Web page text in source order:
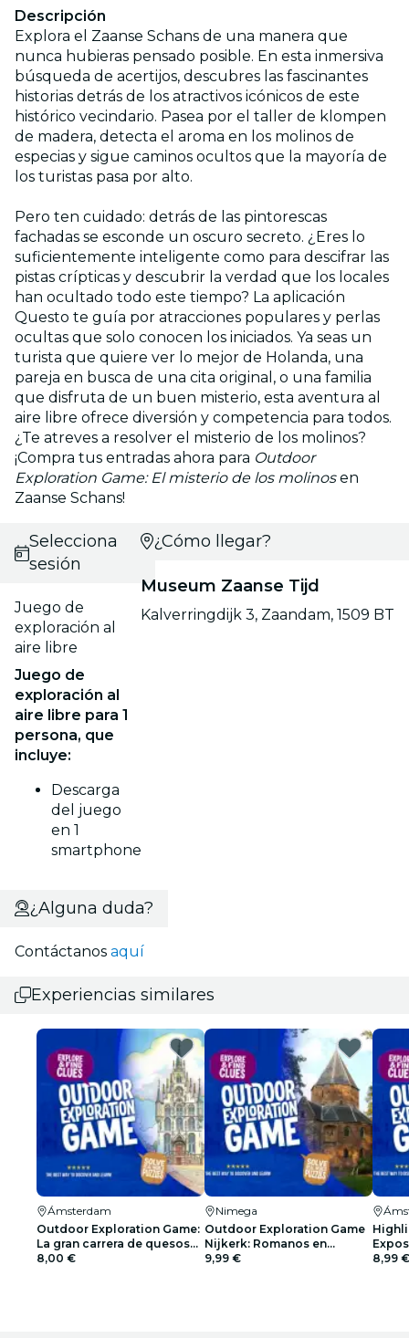
Descripción
Explora el Zaanse Schans de una manera que
nunca hubieras pensado posible. En esta inmersiva
búsqueda de acertijos, descubres las fascinantes
historias detrás de los atractivos icónicos de este
histórico vecindario. Pasea por el taller de klompen
de madera, detecta el aroma en los molinos de
especias y sigue caminos ocultos que la mayoría de
los turistas pasa por alto.
Pero ten cuidado: detrás de las pintorescas
fachadas se esconde un oscuro secreto. ¿Eres lo
suficientemente inteligente como para descifrar las
pistas crípticas y descubrir la verdad que los locales
han ocultado todo este tiempo? La aplicación
Questo te guía por atracciones populares y perlas
ocultas que solo conocen los iniciados. Ya seas un
turista que quiere ver lo mejor de Holanda, una
pareja en busca de una cita original, o una familia
que disfruta de un buen misterio, esta aventura al
aire libre ofrece diversión y competencia para todos.
¿Te atreves a resolver el misterio de los molinos?
¡Compra tus entradas ahora para Outdoor
Exploration Game: El misterio de los molinosen
Zaanse Schans!
Selecciona
sesión
Juego de
exploración al
aire libre
Juego de
exploración al
aire libre para 1
persona, que
incluye:
Descarga
del juego
en 1
smartphone
¿Cómo llegar?
Museum Zaanse Tijd
Kalverringdijk 3, Zaandam, 1509 BT
¿Alguna duda?
Contáctanos aquí
Experiencias similares
Ámsterdam
Outdoor Exploration Game:
La gran carrera de quesos
de Gouda
8,00 €
Nimega
Outdoor Exploration Game
Nijkerk: Romanos en
Noviomagus
9,99 € 8,99 €